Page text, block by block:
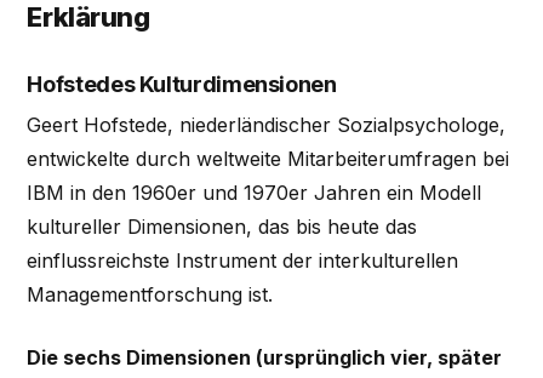
Erklärung
Hofstedes Kulturdimensionen
Geert Hofstede, niederländischer Sozialpsychologe,
entwickelte durch weltweite Mitarbeiterumfragen bei
IBM in den 1960er und 1970er Jahren ein Modell
kultureller Dimensionen, das bis heute das
einflussreichste Instrument der interkulturellen
Managementforschung ist.
Die sechs Dimensionen (ursprünglich vier, später